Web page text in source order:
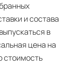
и состава
в
цена на
стоимость